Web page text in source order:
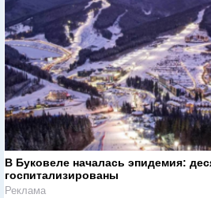
В Буковеле началась эпидемия:
госпитализированы
Реклама